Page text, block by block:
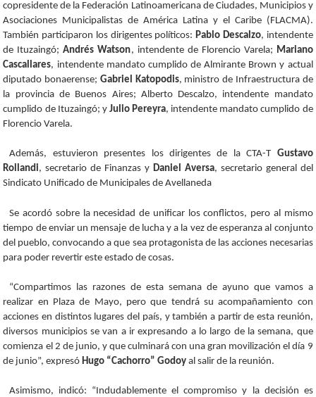
copresidente de la Federación Latinoamericana de Ciudades, Municipios y
Asociaciones Municipalistas de América Latina y el Caribe (FLACMA).
También participaron los dirigentes políticos:Pablo Descalzo, intendente
de Ituzaingó;Andrés Watson, intendente de Florencio Varela; Mariano
Cascallares, intendente mandato cumplido de Almirante Brown y actual
diputado bonaerense; Gabriel Katopodis, ministro de Infraestructura de
la provincia de Buenos Aires; Alberto Descalzo, intendente mandato
cumplido de Ituzaingó; y Julio Pereyra, intendente mandato cumplido de
Florencio Varela.
Además, estuvieron presentes los dirigentes de la CTA-T Gustavo
Rollandi, secretario de Finanzas y Daniel Aversa, secretario general del
Sindicato Unificado de Municipales de Avellaneda
Se acordó sobre la necesidad de unificar los conflictos, pero al mismo
tiempo de enviar un mensaje de lucha y a la vez de esperanza al conjunto
del pueblo, convocando a que sea protagonista de las acciones necesarias
para poder revertir este estado de cosas.
“Compartimos las razones de esta semana de ayuno que vamos a
realizar en Plaza de Mayo, pero que tendrá su acompañamiento con
acciones en distintos lugares del país, y también a partir de esta reunión,
diversos municipios se van a ir expresando a lo largo de la semana, que
comienza el 2 de junio, y que culminará con una gran movilización el día 9
de junio”, expresó Hugo “Cachorro” Godoy al salir de la reunión.
Asimismo, indicó: “Indudablemente el compromiso y la decisión es